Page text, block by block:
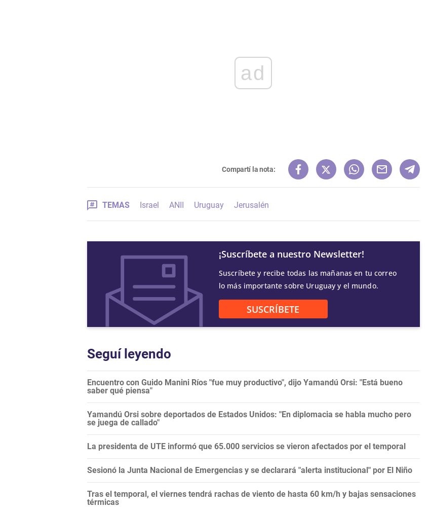
ad
Compartí la nota:
TEMAS Israel ANII Uruguay Jerusalén
¡Suscríbete a nuestro Newsletter!
Suscríbete y recibe todas las mañanas en tu correo
lo más importante sobre Uruguay y el mundo.
SUSCRÍBETE
Seguí leyendo
Encuentro con Guido Manini Ríos "fue muy productivo", dijo Yamandú Orsi: "Está bueno
saber qué piensa"
Yamandú Orsi sobre deportados de Estados Unidos: "En diplomacia se habla mucho pero
se juega de callado"
La presidenta de UTE informó que 65.000 servicios se vieron afectados por el temporal
Sesionó la Junta Nacional de Emergencias y se declarará "alerta institucional" por El Niño
Tras el temporal, el viernes tendrá rachas de viento de hasta 60 km/h y bajas sensaciones
térmicas